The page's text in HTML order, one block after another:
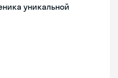
уникальной